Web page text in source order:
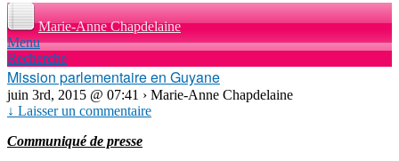
Marie-Anne Chapdelaine
Menu
Recherche
Mission parlementaire en Guyane
juin 3rd, 2015 @ 07:41 › Marie-Anne Chapdelaine
↓ Laisser un commentaire
Communiqué de presse